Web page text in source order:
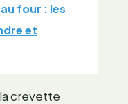
four : les
et
crevette